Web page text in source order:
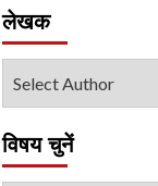
लेखक
विषय चुनें